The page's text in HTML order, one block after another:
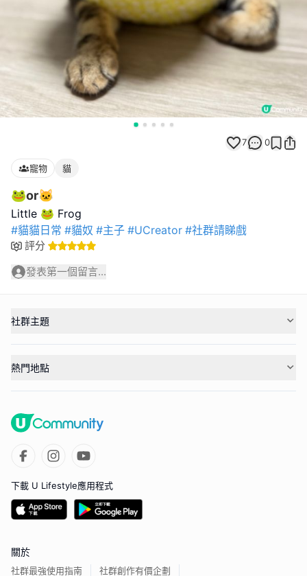
7 0
寵物 貓
🐸or🐱
#貓貓日常 #貓奴 #主子 #UCreator #社群請睇戲
評分
發表第一個留言...
社群主題
熱門地點
下載 U Lifestyle應用程式
關於
社群最強使用指南 社群創作有價企劃